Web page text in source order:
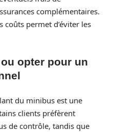
complémentaires.
coûts permet d’éviter les
opter pour un
du minibus est une
clients préfèrent
de contrôle, tandis que